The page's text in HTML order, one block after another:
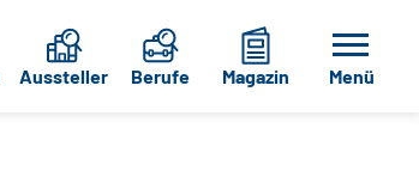
Aussteller Berufe Magazin Menü